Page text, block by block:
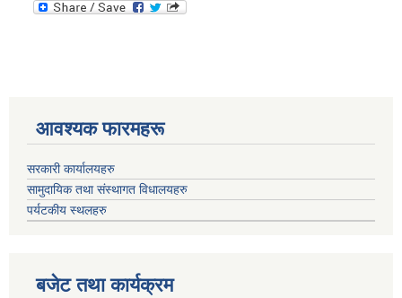
आवश्यक फारमहरू
सरकारी कार्यालयहरु
सामुदायिक तथा संस्थागत विधालयहरु
पर्यटकीय स्थलहरु
बजेट तथा कार्यक्रम